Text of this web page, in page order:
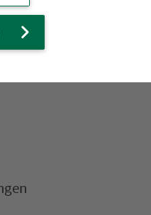
130 Ver­kehrs­un­
Eine Fahr­kar­te.